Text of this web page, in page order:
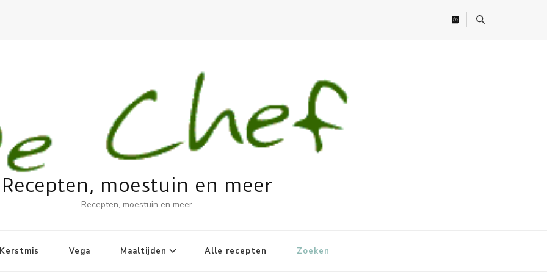
Recepten, moestuin en meer
Recepten, moestuin en meer
Vega Maaltijden Alle recepten Zoeken